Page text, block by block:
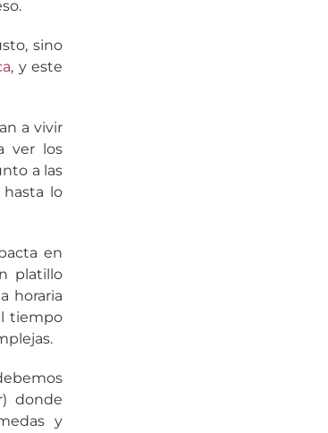
sino
, y este
a vivir
ver los
a las
lo
en
platillo
horaria
tiempo
donde
y